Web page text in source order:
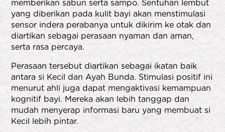
memberikan sabun serta sampo. Sentuhan lembut
yang diberikan pada kulit bayi akan menstimulasi
sensor indera perabanya untuk dikirim ke otak dan
diartikan sebagai perasaan nyaman dan aman,
serta rasa percaya.
Perasaan tersebut diartikan sebagai ikatan baik
antara si Kecil dan Ayah Bunda. Stimulasi positif ini
menurut ahli juga dapat mengaktivasi kemampuan
kognitif bayi. Mereka akan lebih tanggap dan
mudah menyerap informasi baru yang membuat si
Kecil lebih pintar.